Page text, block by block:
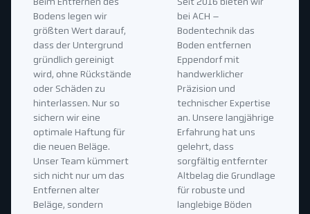
Seit 2016 bieten wir
bei ACH –
Bodentechnik das
Boden entfernen
Eppendorf mit
handwerklicher
Präzision und
technischer Expertise
an. Unsere langjährige
Erfahrung hat uns
gelehrt, dass
sorgfältig entfernter
Altbelag die Grundlage
für robuste und
langlebige Böden
Beim Entfernen des
Bodens legen wir
größten Wert darauf,
dass der Untergrund
gründlich gereinigt
wird, ohne Rückstände
oder Schäden zu
hinterlassen. Nur so
sichern wir eine
optimale Haftung für
die neuen Beläge.
Unser Team kümmert
sich nicht nur um das
Entfernen alter
Beläge, sondern